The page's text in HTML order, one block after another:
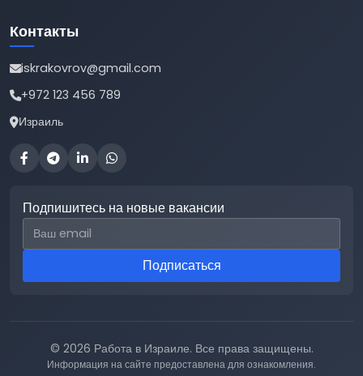
Контакты
iskrakovrov@gmail.com
+972 123 456 789
Израиль
Подпишитесь на новые вакансии
Email для подписки
Подписаться
© 2026 Работа в Израиле. Все права защищены.
Информация на сайте предоставлена для ознакомления.